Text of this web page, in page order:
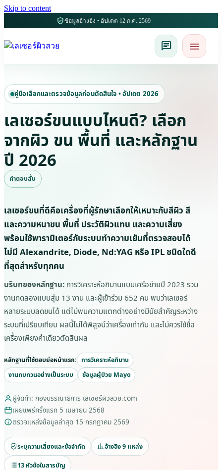
Skip to content
verified_userข้อมูลอ้างอิง • อัปเดต 12 ก.ค. 2569
chat เปิดหรือปิ
menu
คู่มือเลือกและตรวจข้อมูลก่อนตัดสินใจ • อัปเดต 2026
เลเซอร์ขนแบบไหนดี? เลือก
จากผิว ขน พื้นที่ และหลักฐาน
ปี 2026
คำตอบสั้น
เลเซอร์ขนที่ดีคือเครื่องที่ผู้รักษาเลือกให้เหมาะกับสีผิว สี
และความหนาขน พื้นที่ ประวัติผิวแทน และความเสี่ยง
พร้อมใช้พารามิเตอร์กับระบบทำความเย็นที่ตรวจสอบได้
ไม่มี Alexandrite, Diode, Nd:YAG หรือ IPL ชนิดใดดี
ที่สุดสำหรับทุกคน
บริบทของหลักฐาน: การวิเคราะห์อภิมานแบบเครือข่ายปี 2023 รวม
งานทดลองแบบสุ่ม 13 งาน และผู้เข้าร่วม 652 คน พบว่าเลเซอร์
หลายระบบลดขนได้ แต่ไม่พบความแตกต่างอย่างมีนัยสำคัญระหว่าง
ระบบที่เปรียบเทียบ ผลนี้ไม่ได้พิสูจน์ว่าเครื่องเท่ากัน และไม่ควรใช้ชื่อ
เครื่องเพียงคำเดียวตัดสินผล
หลักฐานที่ใช้ตอบย่อหน้าแรก: การวิเคราะห์อภิมาน
งานทบทวนอย่างเป็นระบบ
ข้อมูลผู้ป่วย Mayo
ผู้จัดทำ: กองบรรณาธิการ เลเซอร์ผิวสวย.com
เผยแพร่ครั้งแรก 5 เมษายน 2568
ตรวจแหล่งข้อมูลล่าสุด 15 กรกฎาคม 2569
ระบุความเสี่ยงและข้อจำกัด อ้างอิง 9 แหล่ง
13 หัวข้อในสารบัญ